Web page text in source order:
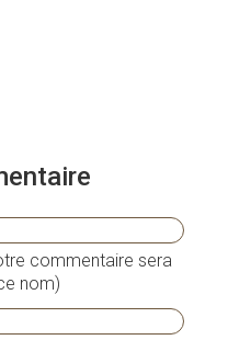
commentaire sera
nom)